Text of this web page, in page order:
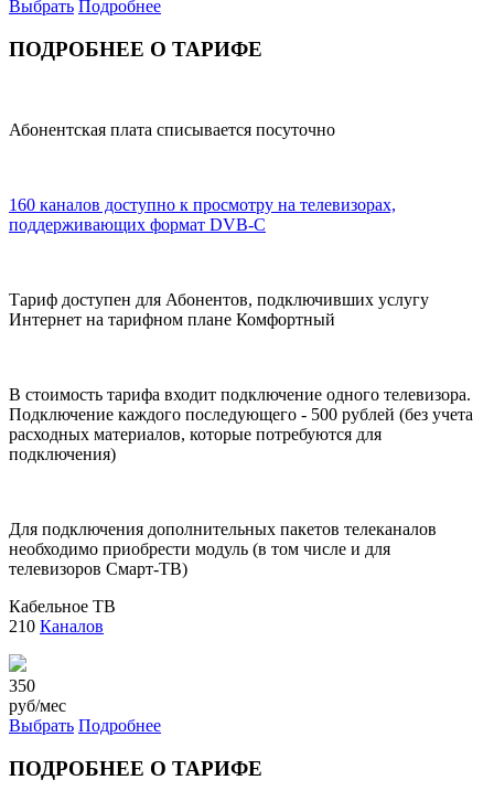
Выбрать Подробнее
ПОДРОБНЕЕ О ТАРИФЕ
Абонентская плата списывается посуточно
160 каналов доступно к просмотру на телевизорах,
поддерживающих формат DVB-C
Тариф доступен для Абонентов, подключивших услугу
Интернет на тарифном плане Комфортный
В стоимость тарифа входит подключение одного телевизора.
Подключение каждого последующего - 500 рублей (без учета
расходных материалов, которые потребуются для
подключения)
Для подключения дополнительных пакетов телеканалов
необходимо приобрести модуль (в том числе и для
телевизоров Смарт-ТВ)
Кабельное ТВ
210 Каналов
350
руб/мес
Выбрать Подробнее
ПОДРОБНЕЕ О ТАРИФЕ